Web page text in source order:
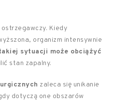
ostrzegawczy. Kiedy
organizm intensywnie
sytuacji może obciążyć
stan zapalny.
zaleca się unikanie
dotyczą one obszarów